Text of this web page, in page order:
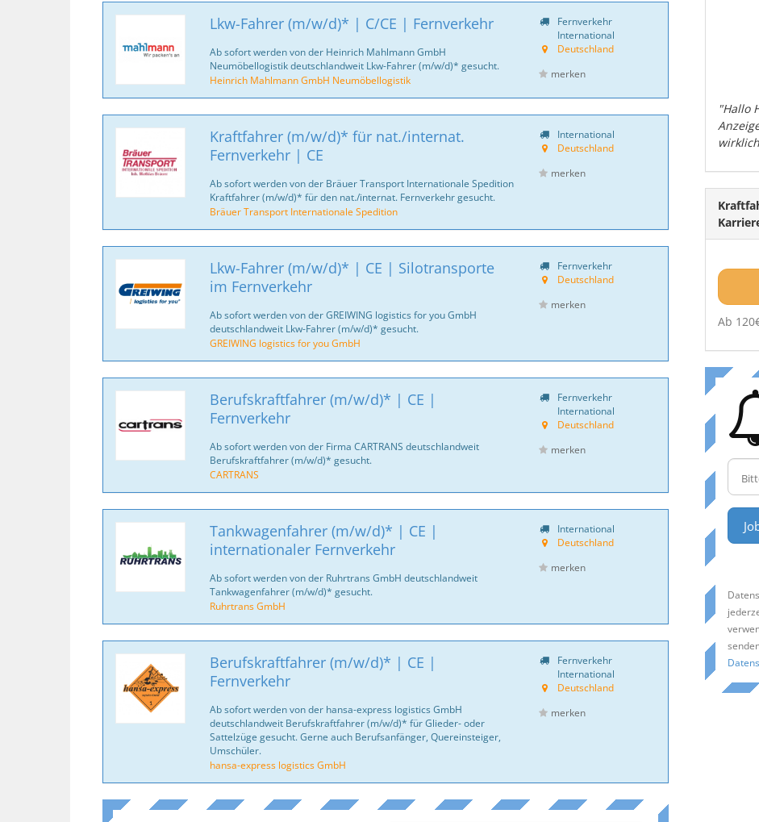
Lkw-Fahrer (m/w/d)* | C/CE | Fernverkehr
Ab sofort werden von der Heinrich Mahlmann GmbH
Neumöbellogistik deutschlandweit Lkw-Fahrer (m/w/d)* gesucht.
Heinrich Mahlmann GmbH Neumöbellogistik
Fernverkehr
International
Deutschland
merken
Kraftfahrer (m/w/d)* für nat./internat.
Fernverkehr | CE
Ab sofort werden von der Bräuer Transport Internationale Spedition
Kraftfahrer (m/w/d)* für den nat./internat. Fernverkehr gesucht.
Bräuer Transport Internationale Spedition
International
Deutschland
merken
Lkw-Fahrer (m/w/d)* | CE | Silotransporte
im Fernverkehr
Ab sofort werden von der GREIWING logistics for you GmbH
deutschlandweit Lkw-Fahrer (m/w/d)* gesucht.
GREIWING logistics for you GmbH
Fernverkehr
Deutschland
merken
Berufskraftfahrer (m/w/d)* | CE |
Fernverkehr
Ab sofort werden von der Firma CARTRANS deutschlandweit
Berufskraftfahrer (m/w/d)* gesucht.
CARTRANS
Fernverkehr
International
Deutschland
merken
Tankwagenfahrer (m/w/d)* | CE |
internationaler Fernverkehr
Ab sofort werden von der Ruhrtrans GmbH deutschlandweit
Tankwagenfahrer (m/w/d)* gesucht.
Ruhrtrans GmbH
International
Deutschland
merken
Berufskraftfahrer (m/w/d)* | CE |
Fernverkehr
Ab sofort werden von der hansa-express logistics GmbH
deutschlandweit Berufskraftfahrer (m/w/d)* für Glieder- oder
Sattelzüge gesucht. Gerne auch Berufsanfänger, Quereinsteiger,
Umschüler.
hansa-express logistics GmbH
Fernverkehr
International
Deutschland
merken
"Hallo
Ab